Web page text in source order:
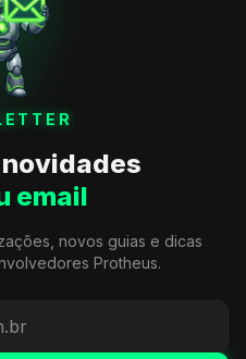
novidades
email
novos guias e dicas
Protheus.